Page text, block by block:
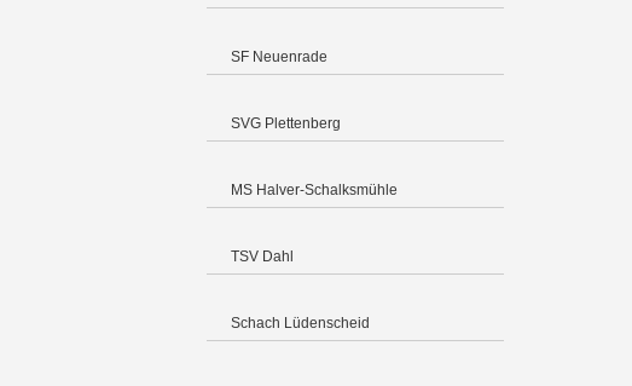
SF Neuenrade
SVG Plettenberg
MS Halver-Schalksmühle
TSV Dahl
Schach Lüdenscheid